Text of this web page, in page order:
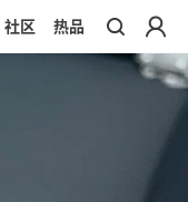
社区 热品